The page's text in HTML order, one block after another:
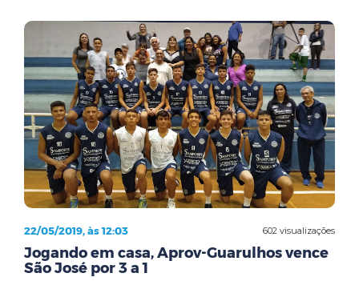
602 visualizações
22/05/2019, às 12:03
Jogando em casa, Aprov-Guarulhos vence
São José por 3 a 1